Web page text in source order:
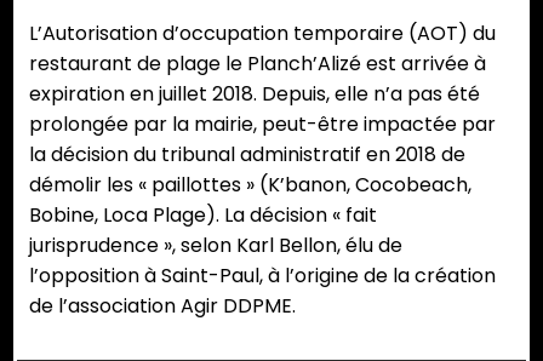
L’Autorisation d’occupation temporaire (AOT) du
restaurant de plage le Planch’Alizé est arrivée à
expiration en juillet 2018. Depuis, elle n’a pas été
prolongée par la mairie, peut-être impactée par
la décision du tribunal administratif en 2018 de
démolir les « paillottes » (K’banon, Cocobeach,
Bobine, Loca Plage). La décision « fait
jurisprudence », selon Karl Bellon, élu de
l’opposition à Saint-Paul, à l’origine de la création
de l’association Agir DDPME.